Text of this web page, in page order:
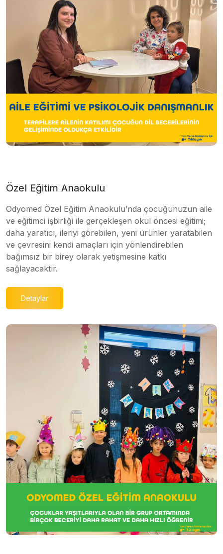
Özel Eğitim Anaokulu
Odyomed Özel Eğitim Anaokulu’nda çocuğunuzun aile
ve eğitimci işbirliği ile gerçekleşen okul öncesi eğitimi;
daha yaratıcı, ileriyi görebilen, yeni ürünler yaratabilen
ve çevresini kendi amaçları için yönlendirebilen
bağımsız bir birey olarak yetişmesine katkı
sağlayacaktır.
Detaylar